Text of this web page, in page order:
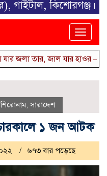
Toggle
জলা তার, জাল যার হাওর —
শিরোনাম,সারাদেশ
১ জন আটক
৬৭৩ বার পড়েছে